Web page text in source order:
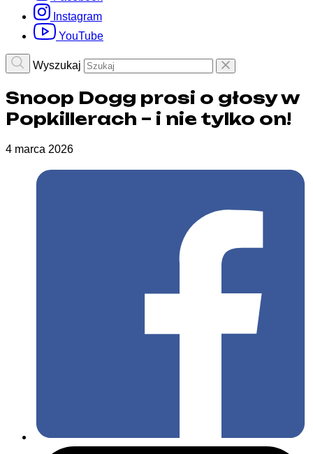
Instagram
YouTube
Wyszukaj
Snoop Dogg prosi o głosy w
Popkillerach – i nie tylko on!
4 marca 2026